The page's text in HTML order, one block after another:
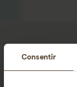
Consentir